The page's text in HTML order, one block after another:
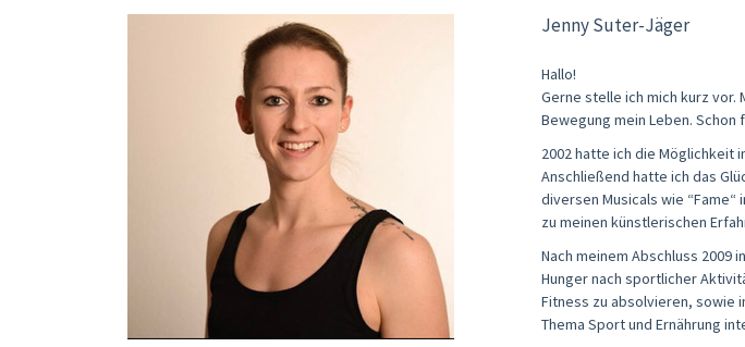
Jenny Suter-Jäger
Hallo!
Gerne stelle ich mich kurz vor.
Bewegung mein Leben.
2002 hatte ich die Möglichkeit
Anschließend hatte ich das
diversen Musicals wie “Fame“
zu meinen künstlerischen
Nach meinem Abschluss 2009
Hunger nach sportlicher
Fitness zu absolvieren, sowie
Thema Sport und Ernährung